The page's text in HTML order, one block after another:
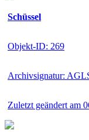
Schüssel
Objekt-ID: 269
Archivsignatur:
Zuletzt geändert am